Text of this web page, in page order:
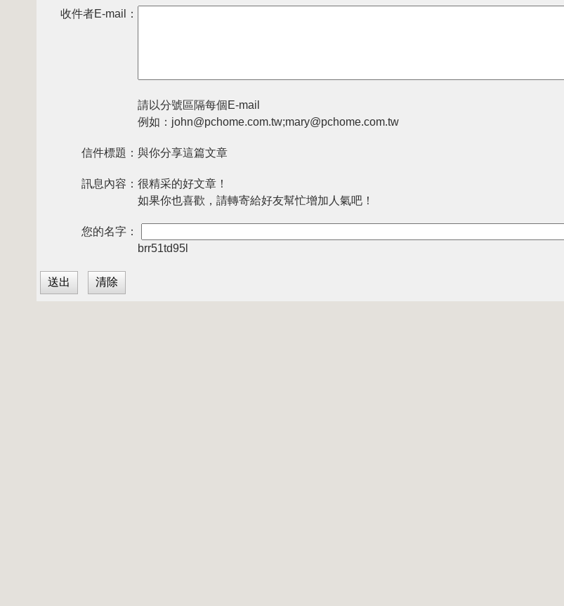
收件者E-mail：
請以分號區隔每個E-mail
例如：john@pchome.com.tw;mary@pchome.com.tw
信件標題： 與你分享這篇文章
訊息內容： 很精采的好文章！
如果你也喜歡，請轉寄給好友幫忙增加人氣吧！
您的名字：
brr51td95l